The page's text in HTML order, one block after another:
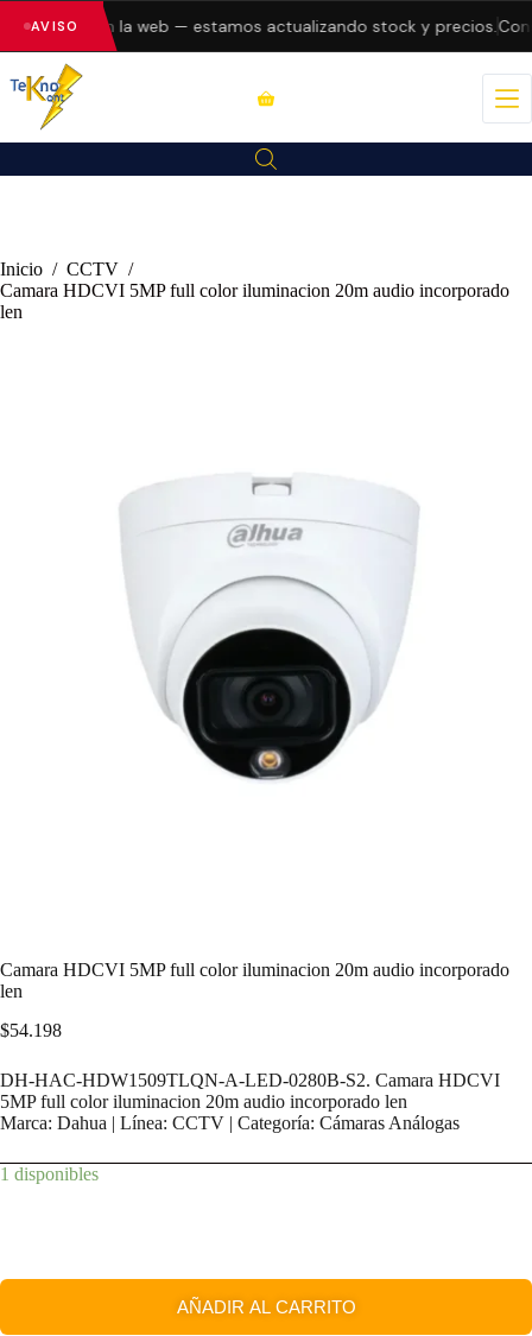
AVISO
errores en la web — estamos actualizando stock y precios.
Inicio / CCTV /
Camara HDCVI 5MP full color iluminacion 20m audio incorporado
len
Camara HDCVI 5MP full color iluminacion 20m audio incorporado
len
$54.198
DH-HAC-HDW1509TLQN-A-LED-0280B-S2. Camara HDCVI
5MP full color iluminacion 20m audio incorporado len
Marca: Dahua | Línea: CCTV | Categoría: Cámaras Análogas
1 disponibles
AÑADIR AL CARRITO